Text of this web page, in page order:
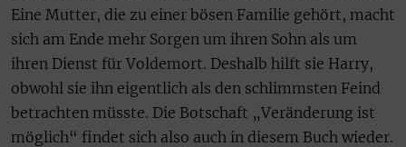
Eine Mutter, die zu einer bösen Familie gehört, macht
sich am Ende mehr Sorgen um ihren Sohn als um
ihren Dienst für Voldemort. Deshalb hilft sie Harry,
obwohl sie ihn eigentlich als den schlimmsten Feind
betrachten müsste. Die Botschaft „Veränderung ist
möglich“ findet sich also auch in diesem Buch wieder.